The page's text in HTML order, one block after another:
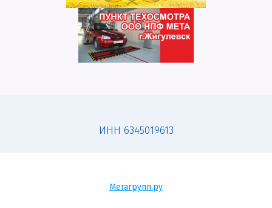
ИНН 6345019613
Мегагрупп.ру